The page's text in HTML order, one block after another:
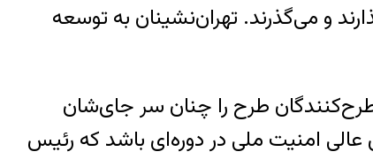
و می‌گذرند. تهران‌نشینان به توسعه
طرح را چنان سر جای‌شان
امنیت ملی در دوره‌ای باشد که رئیس